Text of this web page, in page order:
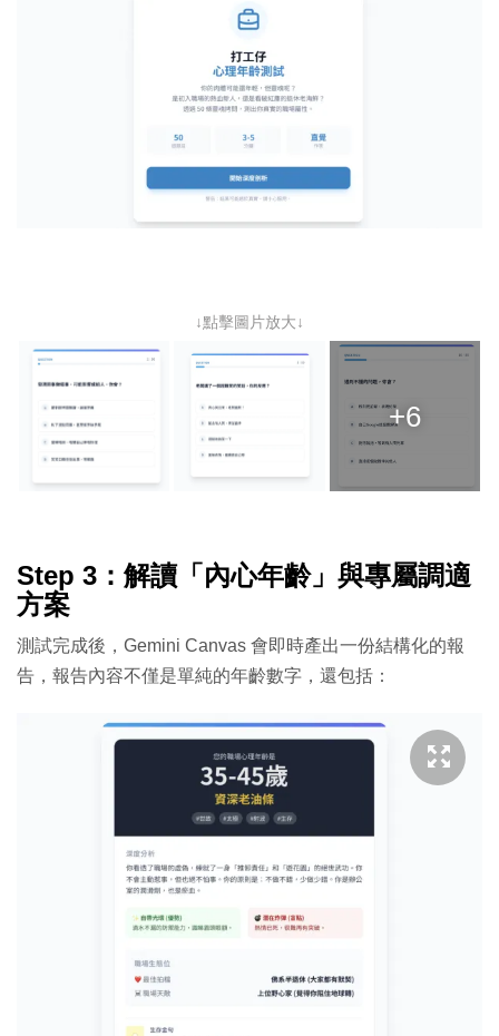
↓點擊圖片放大↓
+6
Step 3：解讀「內心年齡」與專屬調適
方案
測試完成後，Gemini Canvas 會即時產出一份結構化的報
告，報告內容不僅是單純的年齡數字，還包括：